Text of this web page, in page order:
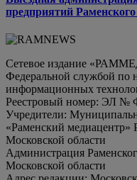
предприятий Раменского
Сетевое издание
Федеральной службой по
информационных
Реестровый номер: ЭЛ №
Учредители:
«Раменский медиацентр»
Московской области
Администрация
Московской области